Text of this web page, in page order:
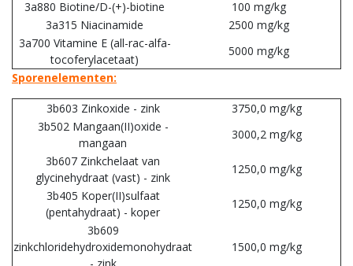
3a880 Biotine/D-(+)-biotine
100 mg/kg
3a315 Niacinamide
2500 mg/kg
3a700 Vitamine E (all-rac-alfa-
tocoferylacetaat)
5000 mg/kg
Sporenelementen:
3b603 Zinkoxide - zink
3750,0 mg/kg
3b502 Mangaan(II)oxide -
mangaan
3000,2 mg/kg
3b607 Zinkchelaat van
glycinehydraat (vast) - zink
1250,0 mg/kg
3b405 Koper(II)sulfaat
(pentahydraat) - koper
1250,0 mg/kg
3b609
zinkchloridehydroxidemonohydraat
1500,0 mg/kg